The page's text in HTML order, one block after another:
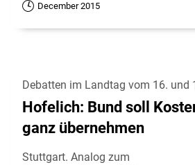
December 2015
Debatten im Landtag vom 16. und
Hofelich: Bund soll
ganz übernehmen
Stuttgart. Analog zum